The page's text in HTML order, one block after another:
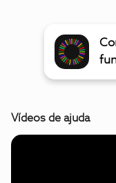
Vídeos de ajuda